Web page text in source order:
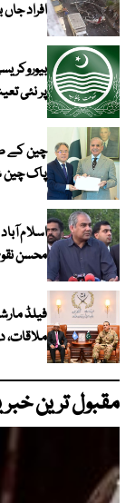
افراد
پر نئی
چین کے
پاک چین
اسلام
محسن
فیلڈ
ملاقات،
مقبول ترین